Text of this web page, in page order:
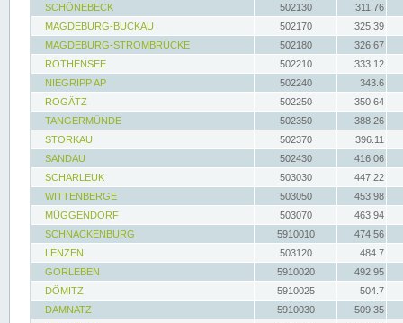
SCHÖNEBECK
502130
311.76
MAGDEBURG-BUCKAU
502170
325.39
MAGDEBURG-STROMBRÜCKE
502180
326.67
ROTHENSEE
502210
333.12
NIEGRIPP AP
502240
343.6
ROGÄTZ
502250
350.64
TANGERMÜNDE
502350
388.26
STORKAU
502370
396.11
SANDAU
502430
416.06
SCHARLEUK
503030
447.22
WITTENBERGE
503050
453.98
MÜGGENDORF
503070
463.94
SCHNACKENBURG
5910010
474.56
LENZEN
503120
484.7
GORLEBEN
5910020
492.95
DÖMITZ
5910025
504.7
DAMNATZ
5910030
509.35